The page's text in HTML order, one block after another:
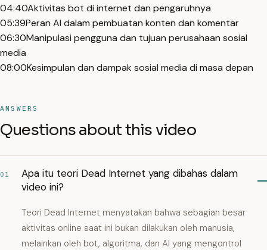
04:40Aktivitas bot di internet dan pengaruhnya
05:39Peran AI dalam pembuatan konten dan komentar
06:30Manipulasi pengguna dan tujuan perusahaan sosial
media
08:00Kesimpulan dan dampak sosial media di masa depan
ANSWERS
Questions about this video
01
Apa itu teori Dead Internet yang dibahas dalam
video ini?
Teori Dead Internet menyatakan bahwa sebagian besar
aktivitas online saat ini bukan dilakukan oleh manusia,
melainkan oleh bot, algoritma, dan AI yang mengontrol